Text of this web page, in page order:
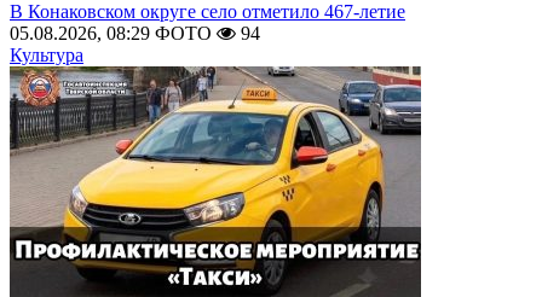
В Конаковском округе село отметило 467-летие
05.08.2026, 08:29 ФОТО
94
Культура